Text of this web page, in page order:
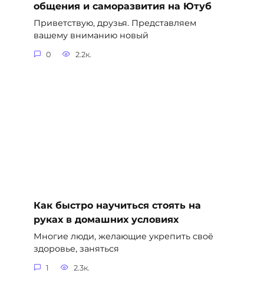
общения и саморазвития на Ютуб
Приветствую, друзья. Представляем
вашему вниманию новый
0 2.2к.
Как быстро научиться стоять на
руках в домашних условиях
Многие люди, желающие укрепить своё
здоровье, заняться
1 2.3к.